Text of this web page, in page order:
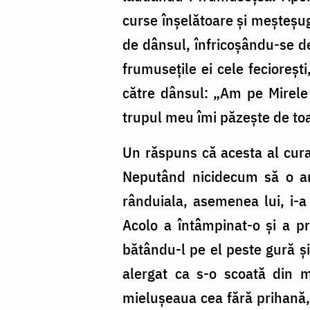
curse înșelătoare și
de dânsul, înfricoșându-se
frumusețile ei cele
către dânsul: „Am pe
trupul meu îmi păzește de
Un răspuns că acesta al
Neputând nicidecum să o
rânduiala, asemenea lui, i-
Acolo a întâmpinat-o și a
bătându-l pe el peste gură
alergat ca s-o scoată din
mielușeaua cea fără